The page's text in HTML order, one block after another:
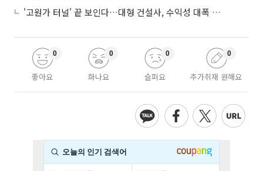
'고원가 터널' 끝 보인다…대형 건설사, 수익성 대폭 개선
좋아요
0
화나요
0
슬퍼요
0
추가취재 원해요
0